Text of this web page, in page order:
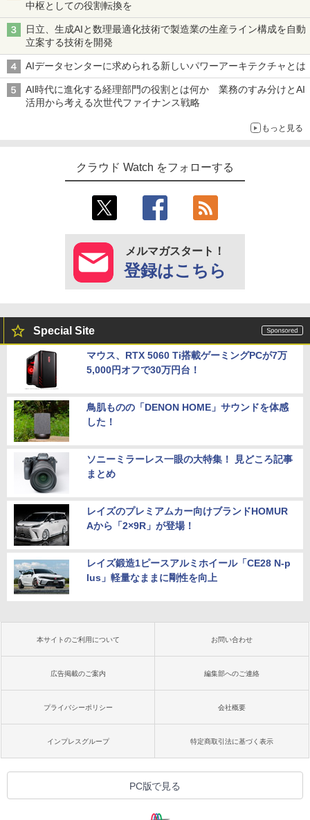
中枢としての役割転換を
日立、生成AIと数理最適化技術で製造業の生産ライン構成を自動
立案する技術を開発
AIデータセンターに求められる新しいパワーアーキテクチャとは
AI時代に進化する経理部門の役割とは何か 業務のすみ分けとAI
活用から考える次世代ファイナンス戦略
もっと見る
クラウド Watch をフォローする
メルマガスタート！
登録はこちら
Special Site
マウス、RTX 5060 Ti搭載ゲーミングPCが7万
5,000円オフで30万円台！
鳥肌ものの「DENON HOME」サウンドを体感
した！
ソニーミラーレス一眼の大特集！ 見どころ記事
まとめ
レイズのプレミアムカー向けブランドHOMUR
Aから「2×9R」が登場！
レイズ鍛造1ピースアルミホイール「CE28 N-p
lus」軽量なままに剛性を向上
本サイトのご利用について お問い合わせ
広告掲載のご案内 編集部へのご連絡
プライバシーポリシー 会社概要
インプレスグループ 特定商取引法に基づく表示
PC版で見る